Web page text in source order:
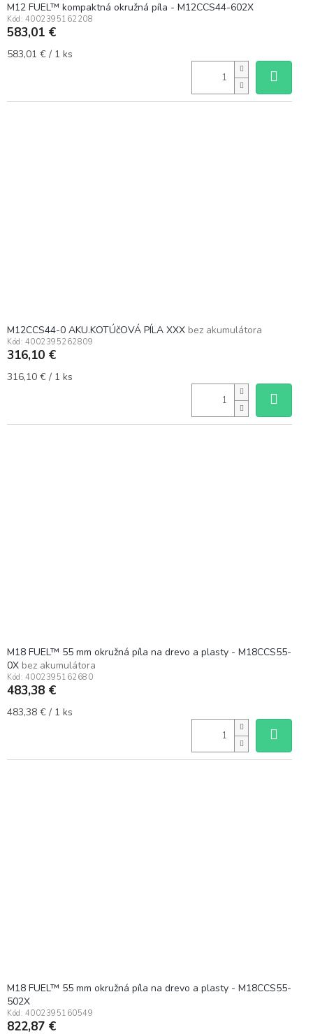
M12 FUEL™ kompaktná okružná píla - M12CCS44-602X
Kód: 4002395162208
583,01 €
Jednotková
583,01 € / 1 ks
M12CCS44-0 AKU.KOTÚčOVÁ PÍLA XXX bez akumulátora
Kód: 4002395262809
316,10 €
Jednotková
316,10 € / 1 ks
M18 FUEL™ 55 mm okružná píla na drevo a plasty - M18CCS55-
0X bez akumulátora
Kód: 4002395162680
483,38 €
Jednotková
483,38 € / 1 ks
M18 FUEL™ 55 mm okružná píla na drevo a plasty - M18CCS55-
502X
Kód: 4002395160549
822,87 €